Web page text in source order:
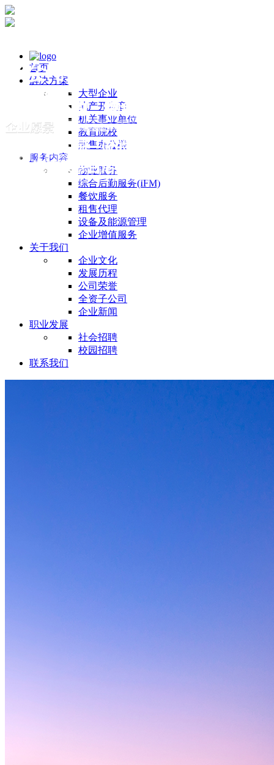
首页
解决方案
大型企业
地产开发商
机关事业单位
教育院校
散售办公楼
服务内容
物业服务
综合后勤服务(IFM)
餐饮服务
租售代理
设备及能源管理
企业增值服务
关于我们
企业文化
发展历程
公司荣誉
全资子公司
企业新闻
职业发展
社会招聘
校园招聘
联系我们